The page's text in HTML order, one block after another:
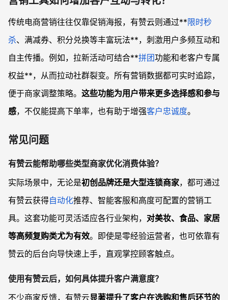
传统电商营销往往仅靠促销海报，有赞云则通过**限时秒
杀、满减券、积分兑换等丰富玩法**，刺激用户多频互动和
自主传播。例如，拉新活动可结合**拼团功能和老客户专属
权益**，从而拉动社群裂变。所有营销数据都可实时追踪，
便于商家调整策略。 这些功能为用户带来更多选择感和参与
感，不仅能提高下单率，也有助于增强客户忠诚度。
常见问题
有赞云能帮助哪些类型商家优化消费体验？
实际场景中，无论是初创品牌还是大型连锁商家，都可通过
有赞云获得自动化推荐、智能客服和高度可配置的营销工
具。这套功能可灵活适应各行业架构， 对美妆、食品、家居
等高频复购类尤为有效。即使是零经验运营者，也可依靠有
赞云的后台向导快速上手，直观掌控顾客触点。
使用有赞云后，如何具体提升客户满意度？
不少商家反馈，有赞云显著提升了客户在选购和售后环节的